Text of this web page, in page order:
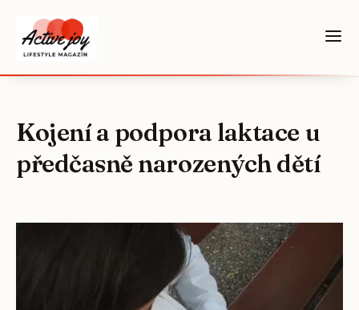
Kojení a podpora laktace u
předčasně narozených dětí